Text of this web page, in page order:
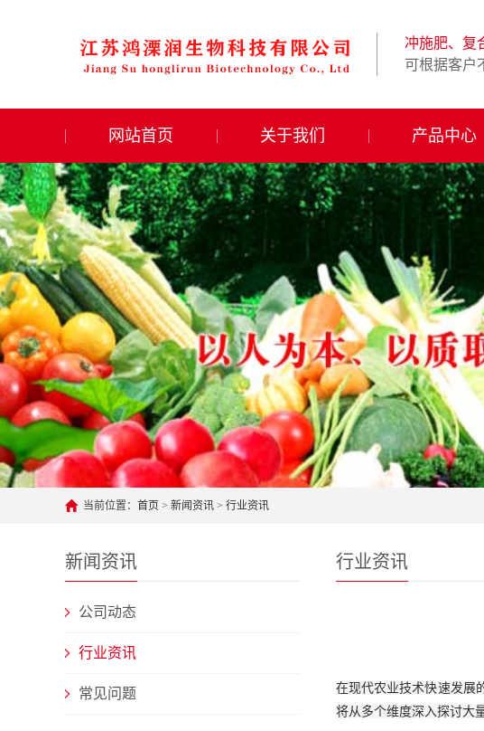
冲施肥、复
可根据客户
网站首页 关于我们 产品中心
当前位置： 首页 > 新闻资讯 > 行业资讯
新闻资讯
公司动态
行业资讯
常见问题
行业资讯
在现代农业技术快速发展
将从多个维度深入探讨大